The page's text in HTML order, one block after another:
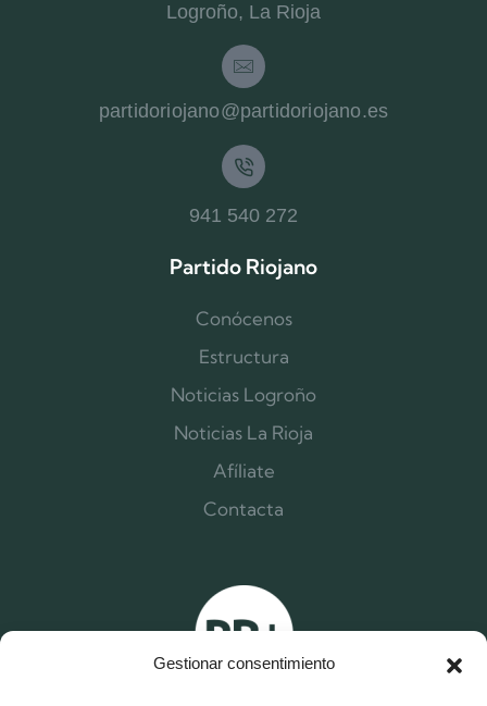
Gestionar consentimiento
Logroño, La Rioja
partidoriojano@partidoriojano.es
941 540 272
Partido Riojano
Conócenos
Estructura
Noticias Logroño
Noticias La Rioja
Afíliate
Contacta